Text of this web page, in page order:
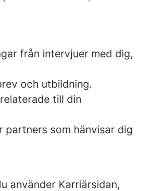
från intervjuer med dig,
och utbildning.
till din
som hänvisar dig
använder Karriärsidan,